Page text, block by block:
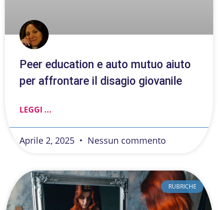
Peer education e auto mutuo aiuto
per affrontare il disagio giovanile
LEGGI ...
Aprile 2, 2025 Nessun commento
RUBRICHE